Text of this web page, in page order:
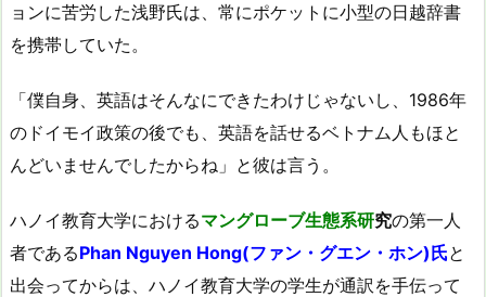
ョンに苦労した浅野氏は、常にポケットに小型の日越辞書
を携帯していた。
「僕自身、英語はそんなにできたわけじゃないし、1986年
のドイモイ政策の後でも、英語を話せるベトナム人もほと
んどいませんでしたからね」と彼は言う。
ハノイ教育大学におけるマングローブ生態系研究の第一人
者であるPhan Nguyen Hong(ファン・グエン・ホン)氏と
出会ってからは、ハノイ教育大学の学生が通訳を手伝って